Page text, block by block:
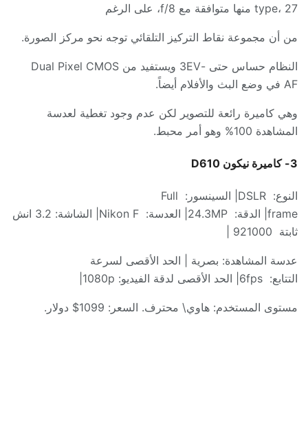
type، 27 منها متوافقة مع ، على الرغم
من أن مجموعة نقاط التركيز التلقائي توجه نحو مركز الصورة.
النظام حساس حتى -3EV ويستفيد من Dual Pixel CMOS
AF في وضع البث والأفلام أيضاً.
وهي كاميرة رائعة للتصوير لكن عدم وجود تغطية لعدسة
المشاهدة
وهو أمر محبط.
3- كاميرة نيكون
النوع:
DSLR| السينسور :
Full
frame| الدقة:
24.3MP| العدسة:
Nikon F| الشاشة: 3.2
انش
ثابتة 921000 |
عدسة المشاهدة: بصرية
الحد الأقصى لسرعة
التتابع:
6fps| الحد الأقصى لدقة الفيديو: 1080p|
مستوى المستخدم: هاوي\ محترف. السعر : 1099$ دولار .